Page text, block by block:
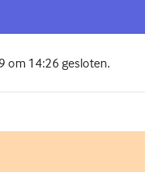
om 14:26 gesloten.